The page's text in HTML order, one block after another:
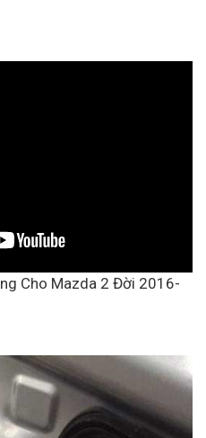
Cho Mazda 2 Đời 2016-